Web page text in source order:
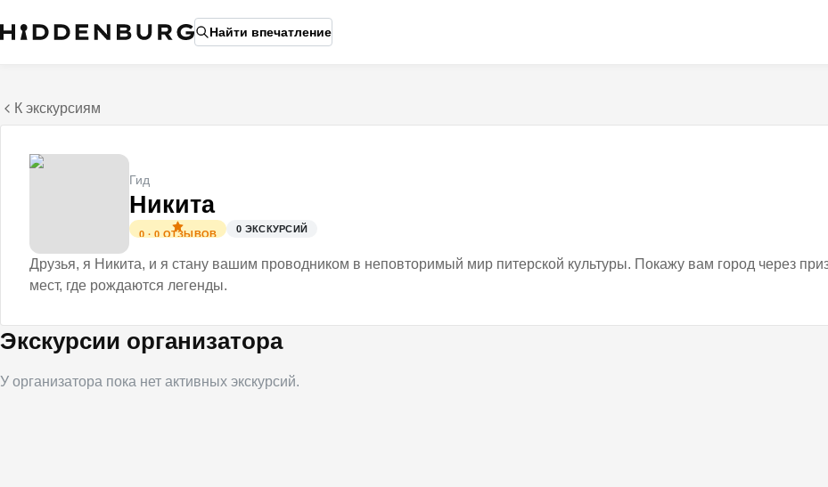
Найти впечатление
К экскурсиям
Гид
Никита
0 · 0 ОТЗЫВОВ
0 ЭКСКУРСИЙ
Друзья, я Никита, и я стану вашим проводником в неповторимый мир питерской культуры. Покажу вам город через
мест, где рождаются легенды.
Экскурсии организатора
У организатора пока нет активных экскурсий.